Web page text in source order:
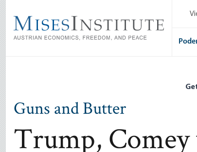
main
content
Guns and Butter
Trump,